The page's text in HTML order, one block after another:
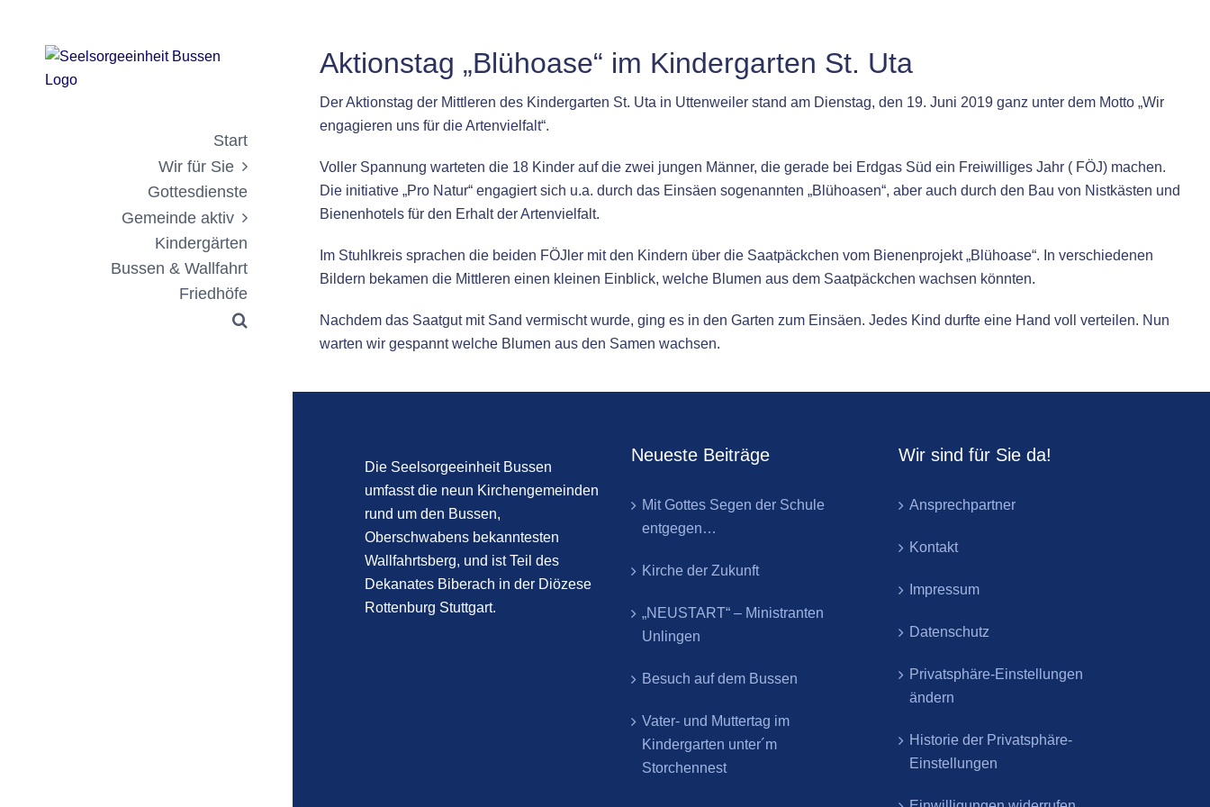
springen
Start
Wir für Sie
Gottesdienste
Gemeinde aktiv
Kindergärten
Bussen & Wallfahrt
Friedhöfe
grösseres
Bild
Aktionstag „Blühoase“ im Kindergarten St. Uta
Der Aktionstag der Mittleren des Kindergarten St. Uta in Uttenweiler stand am Dienstag, den 19. Juni 2019 ganz unter dem Motto „Wir
engagieren uns für die Artenvielfalt“.
Voller Spannung warteten die 18 Kinder auf die zwei jungen Männer, die gerade bei Erdgas Süd ein Freiwilliges Jahr ( FÖJ) machen.
Die initiative „Pro Natur“ engagiert sich u.a. durch das Einsäen sogenannten „Blühoasen“, aber auch durch den Bau von Nistkästen und
Bienenhotels für den Erhalt der Artenvielfalt.
Im Stuhlkreis sprachen die beiden FÖJler mit den Kindern über die Saatpäckchen vom Bienenprojekt „Blühoase“. In verschiedenen
Bildern bekamen die Mittleren einen kleinen Einblick, welche Blumen aus dem Saatpäckchen wachsen könnten.
Nachdem das Saatgut mit Sand vermischt wurde, ging es in den Garten zum Einsäen. Jedes Kind durfte eine Hand voll verteilen. Nun
warten wir gespannt welche Blumen aus den Samen wachsen.
Die Seelsorgeeinheit Bussen
umfasst die neun Kirchengemeinden
rund um den Bussen,
Oberschwabens bekanntesten
Wallfahrtsberg, und ist Teil des
Dekanates Biberach in der Diözese
Rottenburg Stuttgart.
Neueste Beiträge
Mit Gottes Segen der Schule
entgegen…
Kirche der Zukunft
„NEUSTART“ – Ministranten
Unlingen
Besuch auf dem Bussen
Vater- und Muttertag im
Kindergarten unter´m
Storchennest
Wir sind für Sie da!
Ansprechpartner
Kontakt
Impressum
Datenschutz
Privatsphäre-Einstellungen
ändern
Historie der Privatsphäre-
Einstellungen